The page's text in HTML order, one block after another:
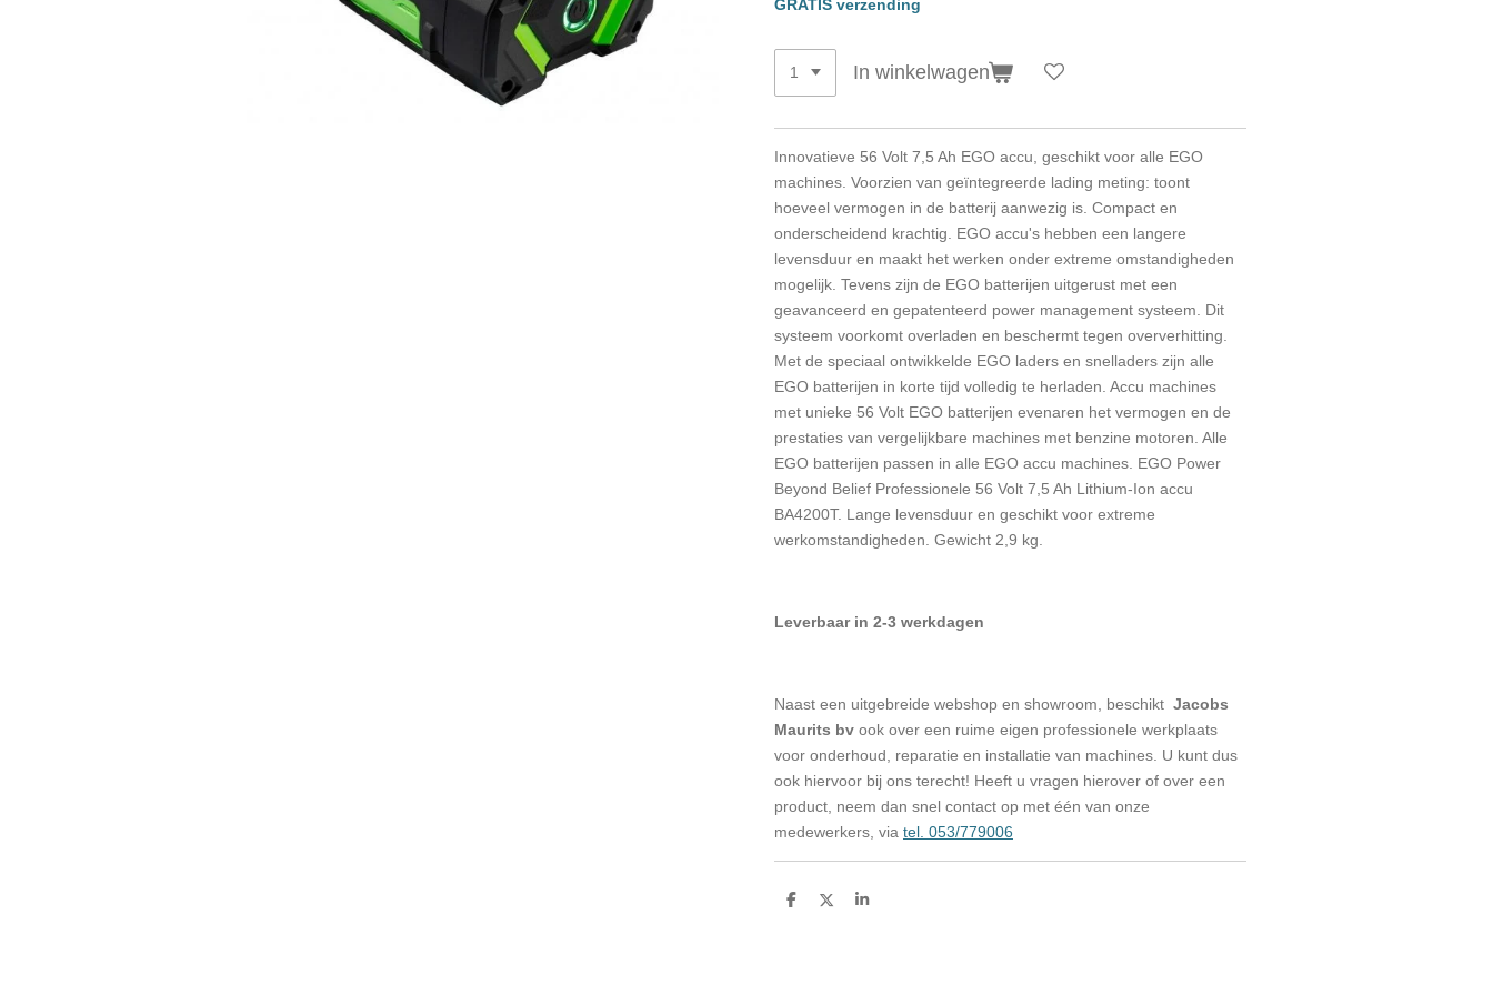
GRATIS verzending
In winkelwagen
Innovatieve 56 Volt 7,5 Ah EGO accu, geschikt voor alle EGO
machines. Voorzien van geïntegreerde lading meting: toont
hoeveel vermogen in de batterij aanwezig is. Compact en
onderscheidend krachtig. EGO accu's hebben een langere
levensduur en maakt het werken onder extreme omstandigheden
mogelijk. Tevens zijn de EGO batterijen uitgerust met een
geavanceerd en gepatenteerd power management systeem. Dit
systeem voorkomt overladen en beschermt tegen oververhitting.
Met de speciaal ontwikkelde EGO laders en snelladers zijn alle
EGO batterijen in korte tijd volledig te herladen. Accu machines
met unieke 56 Volt EGO batterijen evenaren het vermogen en de
prestaties van vergelijkbare machines met benzine motoren. Alle
EGO batterijen passen in alle EGO accu machines. EGO Power
Beyond Belief Professionele 56 Volt 7,5 Ah Lithium-Ion accu
BA4200T. Lange levensduur en geschikt voor extreme
werkomstandigheden. Gewicht 2,9 kg.
Leverbaar in 2-3 werkdagen
Naast een uitgebreide webshop en showroom, beschikt Jacobs
Maurits bv ook over een ruime eigen professionele werkplaats
voor onderhoud, reparatie en installatie van machines. U kunt dus
ook hiervoor bij ons terecht! Heeft u vragen hierover of over een
product, neem dan snel contact op met één van onze
medewerkers, via tel. 053/779006
D
D
S